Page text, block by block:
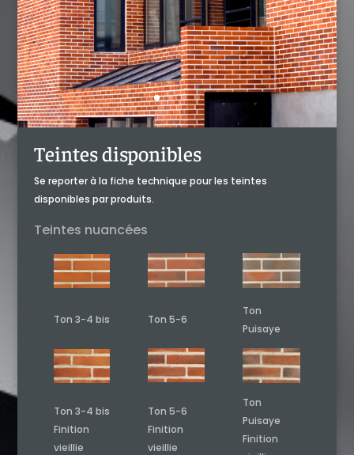
Teintes disponibles
Se reporter à la fiche technique pour les teintes
disponibles par produits.
Teintes nuancées
Ton 3-4 bis Ton 5-6
Ton
Puisaye
Ton 3-4 bis
Finition
vieillie
Ton 5-6
Finition
vieillie
Ton
Puisaye
Finition